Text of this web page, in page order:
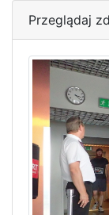
Przeglądaj